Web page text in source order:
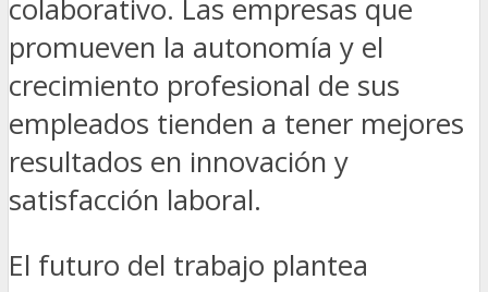
colaborativo. Las empresas que
promueven la autonomía y el
crecimiento profesional de sus
empleados tienden a tener mejores
resultados en innovación y
satisfacción laboral.
El futuro del trabajo plantea